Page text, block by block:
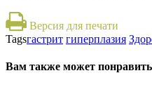
Версия для печати
Tagsгастрит гиперплазия
Вам также может